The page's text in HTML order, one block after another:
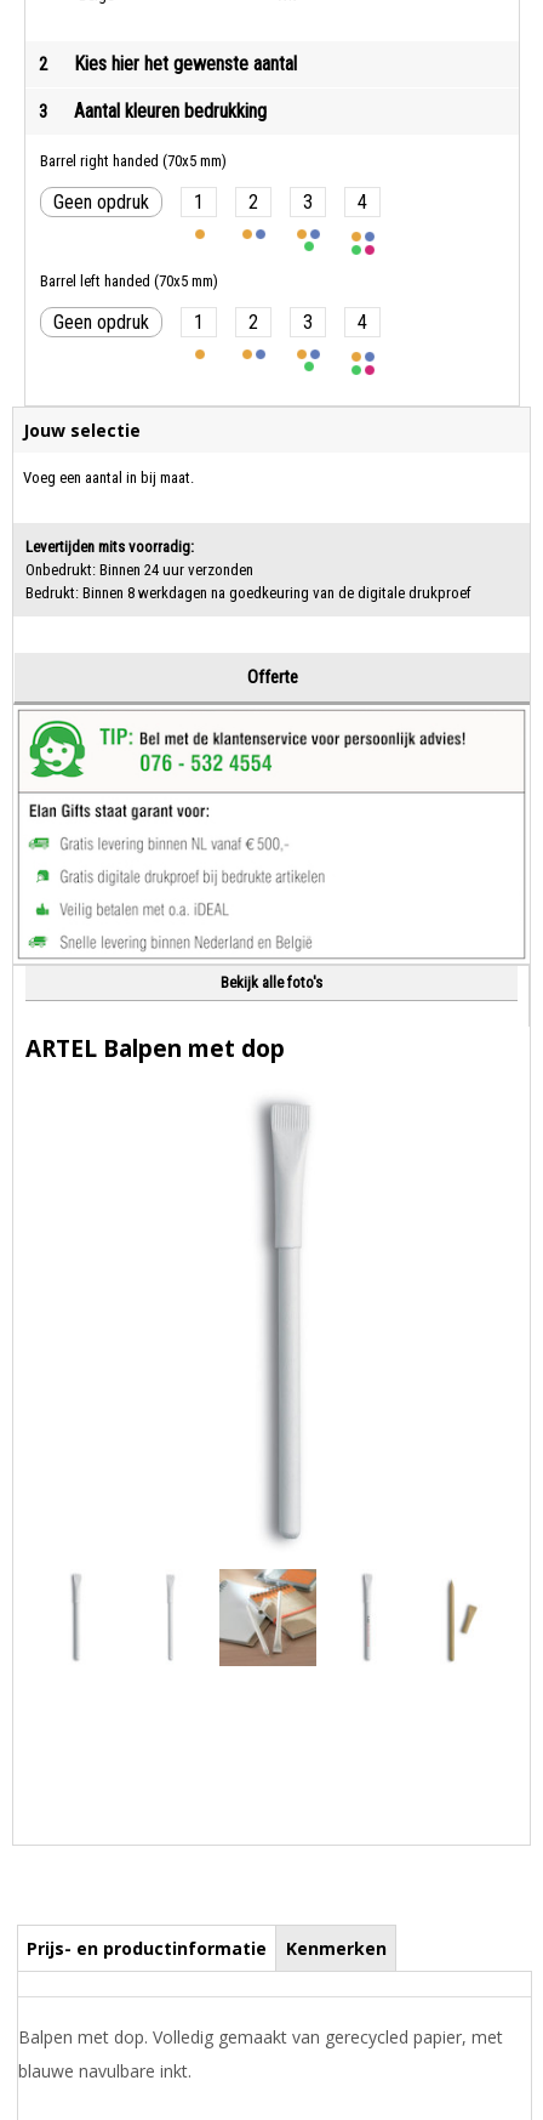
2 Kies hier het gewenste aantal
3 Aantal kleuren bedrukking
Barrel right handed (70x5 mm)
Geen opdruk 1 2 3 4
Barrel left handed (70x5 mm)
Geen opdruk 1 2 3 4
Jouw selectie
Voeg een aantal in bij maat.
Levertijden mits voorradig:
Onbedrukt: Binnen 24 uur verzonden
Bedrukt: Binnen 8 werkdagen na goedkeuring van de digitale drukproef
Offerte
Bekijk alle foto's
ARTEL Balpen met dop
Prijs- en productinformatie Kenmerken
Balpen met dop. Volledig gemaakt van gerecycled papier, met
blauwe navulbare inkt.